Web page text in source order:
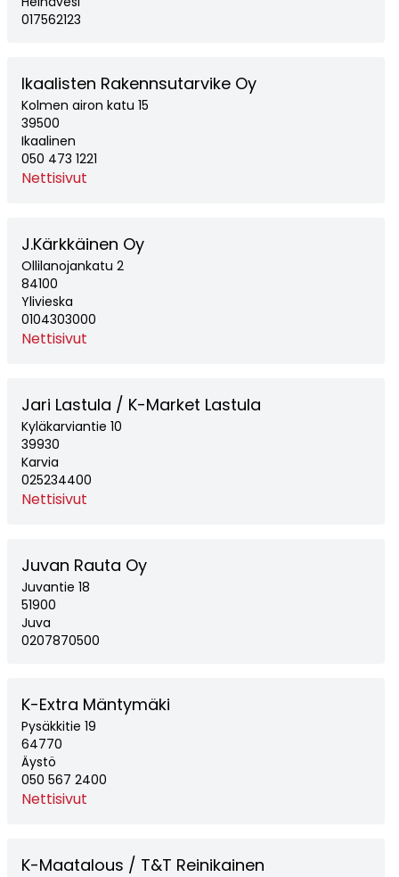
017562123
Ikaalisten Rakennsutarvike Oy
Kolmen airon katu 15
39500
Ikaalinen
050 473 1221
Nettisivut
J.Kärkkäinen Oy
Ollilanojankatu 2
84100
Ylivieska
0104303000
Nettisivut
Jari Lastula / K-Market Lastula
Kyläkarviantie 10
39930
Karvia
025234400
Nettisivut
Juvan Rauta Oy
Juvantie 18
51900
Juva
0207870500
K-Extra Mäntymäki
Pysäkkitie 19
64770
Äystö
050 567 2400
Nettisivut
K-Maatalous / T&T Reinikainen